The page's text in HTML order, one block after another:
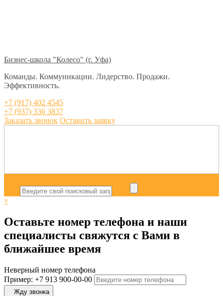
Бизнес-школа "Колесо" (г. Уфа)
Команды. Коммуникации. Лидерство. Продажи.
Эффективность.
+7 (917) 402 4545
+7 (937) 336 3837
Заказать звонок Оставить заявку
×
Оставьте номер телефона и наши
специалисты свяжутся с Вами в
ближайшее время
Неверный номер телефона
Пример: +7 913 900-00-00
Жду звонка